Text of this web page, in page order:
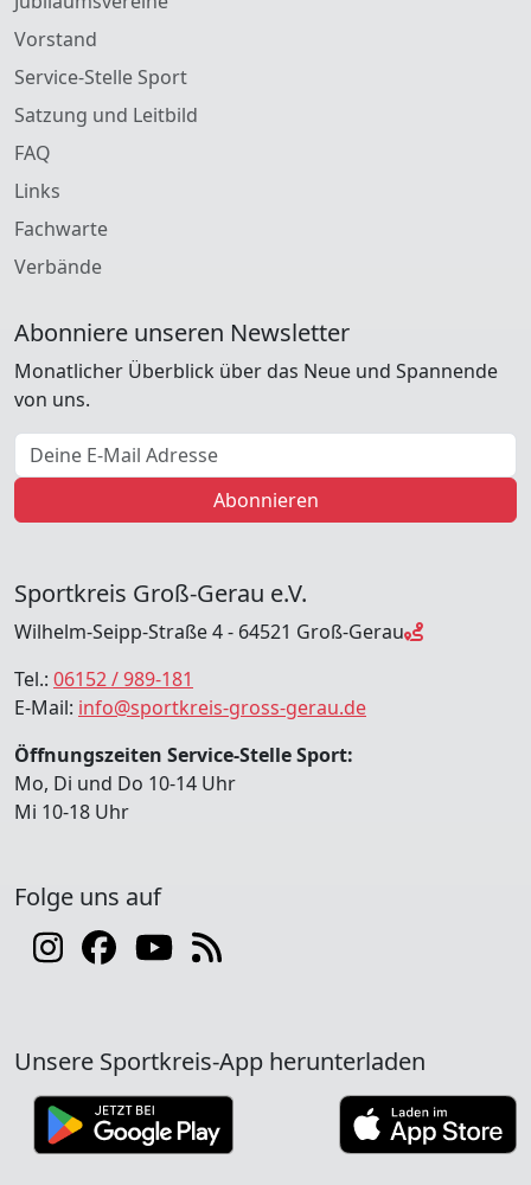
Vorstand
Service-Stelle Sport
Satzung und Leitbild
FAQ
Links
Fachwarte
Verbände
Abonniere unseren Newsletter
Monatlicher Überblick über das Neue und Spannende
von uns.
E-Mail Adresse
Abonnieren
Sportkreis Groß-Gerau e.V.
Wilhelm-Seipp-Straße 4 - 64521 Groß-Gerau
Tel.: 06152 / 989-181
E-Mail: info@sportkreis-gross-gerau.de
Öffnungszeiten Service-Stelle Sport:
Mo, Di und Do 10-14 Uhr
Mi 10-18 Uhr
Folge uns auf
Unsere Sportkreis-App herunterladen